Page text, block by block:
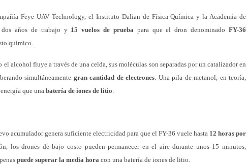
Feye UAV Technology, el Instituto Dalian de Física Química y la Academia de
años de trabajo y 15 vuelos de pruebapara que el dron denominadoFY-36
químico.
el alcohol fluye a través de una celda, sus moléculas son separadas por un catalizador en
simultáneamente gran cantidad de electrones. Una pila de metanol, en teoría,
que una batería de iones de litio.
acumulador genera suficiente electricidad para que el FY-36 vuele hasta 12 horas por
los drones de bajo costo pueden permanecer en el aire durante unos 15 minutos,
puede superar la media hora con una batería de iones de litio.